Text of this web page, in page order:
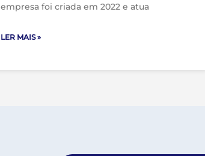
empresa foi criada em 2022 e atua
LER MAIS »